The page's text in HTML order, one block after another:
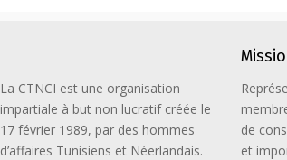
La CTNCI est une organisation
impartiale à but non lucratif créée le
17 février 1989, par des hommes
d’affaires Tunisiens et Néerlandais.
de
et